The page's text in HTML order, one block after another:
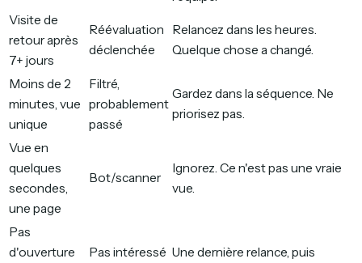
Visite de
retour après
7+ jours
Réévaluation
déclenchée
Relancez dans les heures.
Quelque chose a changé.
Moins de 2
minutes, vue
unique
Filtré,
probablement
passé
Gardez dans la séquence. Ne
priorisez pas.
Vue en
quelques
secondes,
une page
Bot/scanner
Ignorez. Ce n'est pas une vraie
vue.
Pas
d'ouverture
Pas intéressé Une dernière relance, puis